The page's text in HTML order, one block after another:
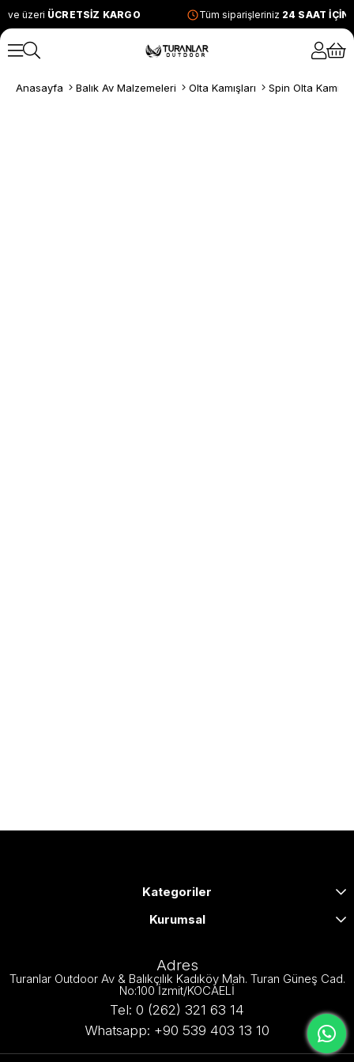
ve üzeri ÜCRETSİZ KARGO Tüm siparişleriniz 24 SAAT
Anasayfa Balık Av Malzemeleri Olta Kamışları Spin Olta
Kategoriler
Kurumsal
Adres
Turanlar Outdoor Av & Balıkçılık Kadıköy Mah. Turan Güneş Cad.
No:100 İzmit/KOCAELİ
Tel: 0 (262) 321 63 14
Whatsapp: +90 539 403 13 10